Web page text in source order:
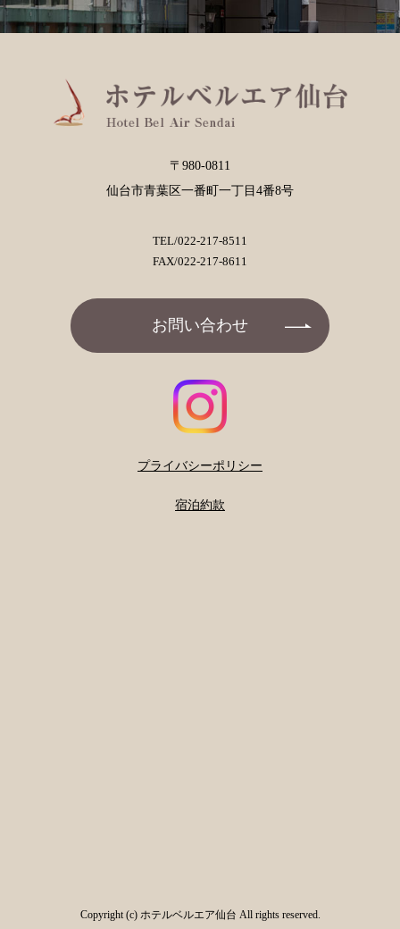
〒980-0811
仙台市青葉区一番町一丁目4番8号
TEL/022-217-8511
FAX/022-217-8611
お問い合わせ
プライバシーポリシー
宿泊約款
Copyright (c) ホテルベルエア仙台 All rights reserved.